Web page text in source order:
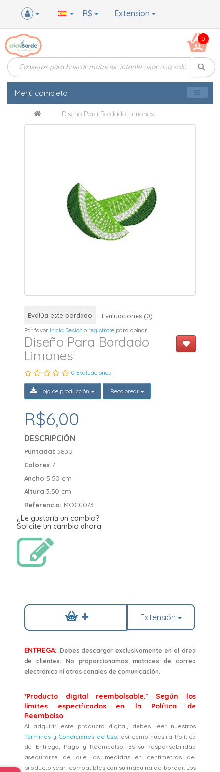
Extension
R$
0
Menú completo
Diseño Para Bordado Limones
Evalúa este bordado Evaluaciones (0)
Por favor Inicia Sesión o registrate para opinar
Diseño Para Bordado
Limones
0 Evaluaciones
Hoja de producción Recolorear
R$6,00
DESCRIPCIÓN
Puntadas3830
Colores 7
Ancho 5.50 cm
Altura3.50 cm
Referencia: MOC0073
¿Le gustaría un cambio?
Solicite un cambio ahora
Extensión
ENTREGA: Debes descargar exclusivamente en el área
de clientes. No proporcionamos matrices de correo
electrónico ni otros canales de comunicación.
*Producto digital reembolsable.* Según los
límites especificados en la Política de
Reembolso
Al adquirir este producto digital, debes leer nuestros
Términos y Condiciones de Uso, así como nuestra Política
de Entrega, Pago y Reembolso. Es su responsabilidad
asegurarse de que las medidas en centímetros del
producto sean compatibles con su máquina de bordar. Los